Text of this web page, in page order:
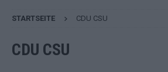
STARTSEITE CDU CSU
CDU CSU